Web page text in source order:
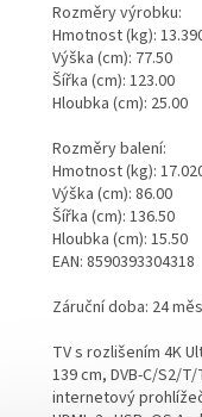
Rozměry výrobku:
Hmotnost (kg):
Výška (cm): 77.50
Šířka (cm): 123.00
Hloubka (cm): 25.00
Rozměry balení:
Hmotnost (kg):
Výška (cm): 86.00
Šířka (cm): 136.50
Hloubka (cm): 15.50
EAN: 8590393304318
Záruční doba: 24
TV s rozlišením 4K
139 cm, DVB-C/S2/
internetový